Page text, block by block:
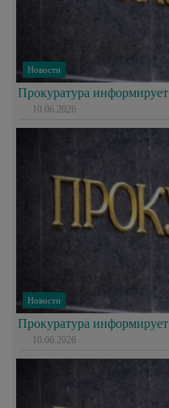
Новости
Прокуратура информирует
10.06.2026
Новости
Прокуратура информирует
10.06.2026